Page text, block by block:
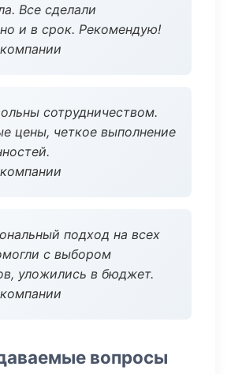
Все сделали
и в срок. Рекомендую!
сотрудничеством.
цены, четкое выполнение
подход на всех
с выбором
уложились в бюджет.
вопросы